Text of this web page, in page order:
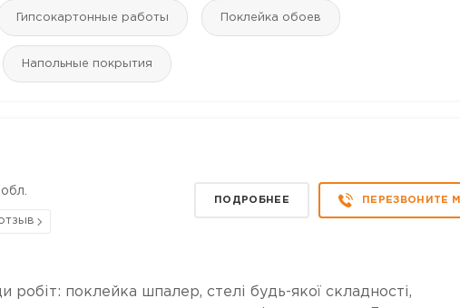
Гипсокартонные работы Поклейка обоев
Напольные покрытия
ПОДРОБНЕЕ ПЕРЕЗВОНИТЕ
робіт: поклейка шпалер, стелі будь-якої складності,